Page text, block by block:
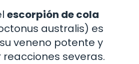
escorpión de cola
australis) es
veneno potente y
severas.